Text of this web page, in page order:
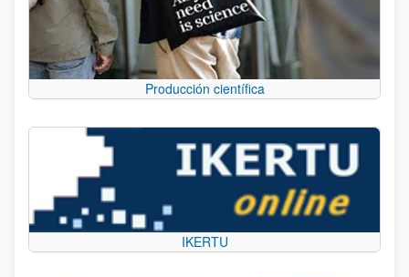
Producción científica
IKERTU